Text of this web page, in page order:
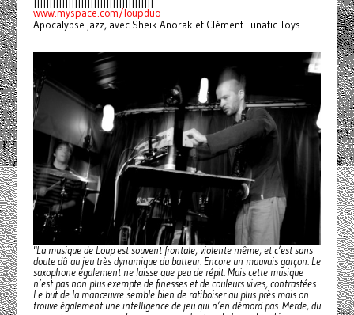
www.myspace.com/loupduo
Apocalypse jazz, avec Sheik Anorak et Clément Lunatic Toys
"La musique de Loup est souvent frontale, violente même, et c’est sans
doute dû au jeu très dynamique du batteur. Encore un mauvais garçon. Le
saxophone également ne laisse que peu de répit. Mais cette musique
n’est pas non plus exempte de finesses et de couleurs vives, contrastées.
Le but de la manœuvre semble bien de ratiboiser au plus près mais on
trouve également une intelligence de jeu qui n’en démord pas. Merde, du